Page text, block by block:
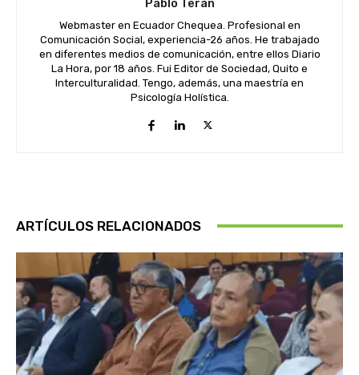
Pablo Terán
Webmaster en Ecuador Chequea. Profesional en
Comunicación Social, experiencia-26 años. He trabajado
en diferentes medios de comunicación, entre ellos Diario
La Hora, por 18 años. Fui Editor de Sociedad, Quito e
Interculturalidad. Tengo, además, una maestría en
Psicología Holística.
ARTÍCULOS RELACIONADOS